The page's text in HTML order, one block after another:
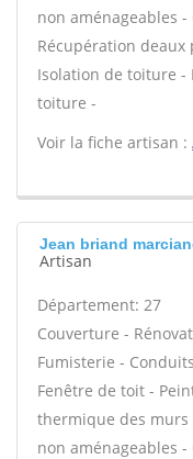
non aménageables -
Récupération
Isolation de toiture -
toiture -
Voir la fiche artisan :
Jean briand
Artisan
Département: 27
Couverture -
Fumisterie -
Fenêtre de toit -
thermique des
non aménageables -